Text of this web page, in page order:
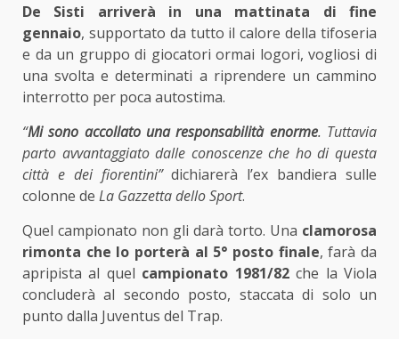
De Sisti arriverà in una mattinata di fine
gennaio, supportato da tutto il calore della tifoseria
e da un gruppo di giocatori ormai logori, vogliosi di
una svolta e determinati a riprendere un cammino
interrotto per poca autostima.
“Mi sono accollato una responsabilità enorme. Tuttavia
parto avvantaggiato dalle conoscenze che ho di questa
città e dei fiorentini”dichiarerà l’ex bandiera sulle
colonne de La Gazzetta dello Sport.
Quel campionato non gli darà torto. Una clamorosa
rimonta che lo porterà al 5° posto finale, farà da
apripista al quel campionato 1981/82che la Viola
concluderà al secondo posto, staccata di solo un
punto dalla Juventus del Trap.